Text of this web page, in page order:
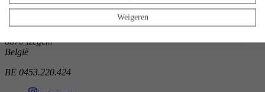
Atelier
8870 Izegem
België
BE 0453.220.424
Weigeren